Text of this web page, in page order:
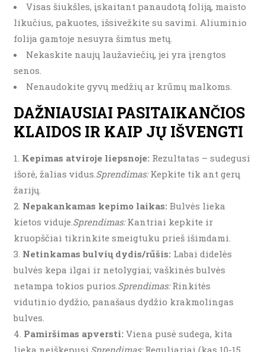
Visas šiukšles, įskaitant panaudotą foliją, maisto
likučius, pakuotes, išsivežkite su savimi. Aliuminio
folija gamtoje nesuyra šimtus metų.
Nekaskite naujų laužaviečių, jei yra įrengtos
senos.
Nenaudokite gyvų medžių ar krūmų malkoms.
DAŽNIAUSIAI PASITAIKANČIOS
KLAIDOS IR KAIP JŲ IŠVENGTI
Kepimas atviroje liepsnoje: Rezultatas – sudegusi
išorė, žalias vidus.Sprendimas:Kepkite tik ant gerų
žarijų.
Nepakankamas kepimo laikas: Bulvės lieka
kietos viduje.Sprendimas:Kantriai kepkite ir
kruopščiai tikrinkite smeigtuku prieš išimdami.
Netinkamas bulvių dydis/rūšis: Labai didelės
bulvės kepa ilgai ir netolygiai; vaškinės bulvės
netampa tokios purios.Sprendimas:Rinkitės
vidutinio dydžio, panašaus dydžio krakmolingas
bulves.
Pamiršimas apversti: Viena pusė sudega, kita
lieka neiškepusi.Sprendimas:Reguliariai (kas 10-15